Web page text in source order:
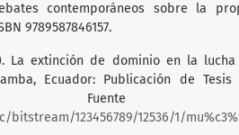
contemporáneos sobre la
9789587846157.
La extinción de dominio en la
Ecuador: Publicación de
Fuente
123456789/12536/1/